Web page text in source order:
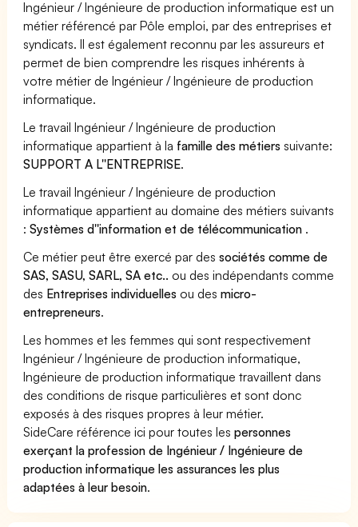
Ingénieur / Ingénieure de production informatique est un
métier référencé par Pôle emploi, par des entreprises et
syndicats. Il est également reconnu par les assureurs et
permet de bien comprendre les risques inhérents à
votre métier de Ingénieur / Ingénieure de production
informatique.
Le travail Ingénieur / Ingénieure de production
informatique appartient à la famille des métiers suivante:
SUPPORT A L''ENTREPRISE.
Le travail Ingénieur / Ingénieure de production
informatique appartient au domaine des métiers suivants
:Systèmes d''information et de télécommunication .
Ce métier peut être exercé par dessociétés comme de
SAS, SASU, SARL, SA etc.. ou des indépendants comme
des Entreprises individuelles ou desmicro-
entrepreneurs.
Les hommes et les femmes qui sont respectivement
Ingénieur / Ingénieure de production informatique,
Ingénieure de production informatique travaillent dans
des conditions de risque particulières et sont donc
exposés à des risques propres à leur métier.
SideCare référence ici pour toutes lespersonnes
exerçant la profession de Ingénieur / Ingénieure de
production informatique les assurances les plus
adaptées à leur besoin.